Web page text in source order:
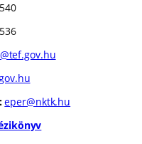
eper@nktk.hu